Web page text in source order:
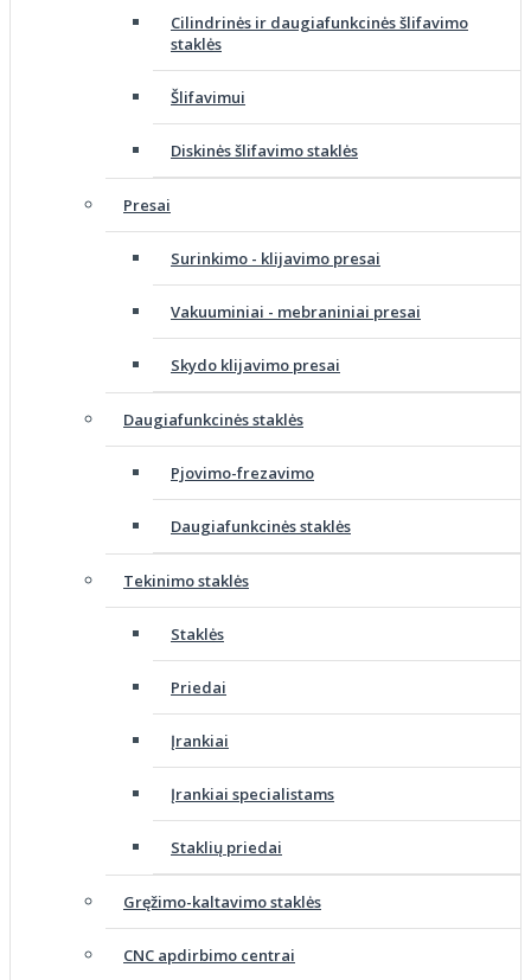
Cilindrinės ir daugiafunkcinės šlifavimo
staklės
Šlifavimui
Diskinės šlifavimo staklės
Presai
Surinkimo - klijavimo presai
Vakuuminiai - mebraniniai presai
Skydo klijavimo presai
Daugiafunkcinės staklės
Pjovimo-frezavimo
Daugiafunkcinės staklės
Tekinimo staklės
Staklės
Priedai
Įrankiai
Įrankiai specialistams
Staklių priedai
Gręžimo-kaltavimo staklės
CNC apdirbimo centrai